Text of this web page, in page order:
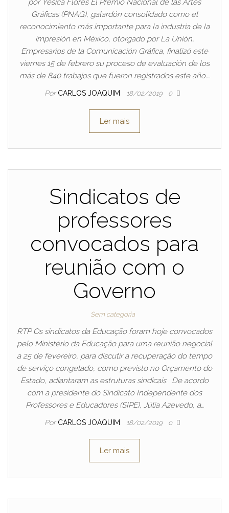
por Yesica Flores El Premio Nacional de las Artes
Gráficas (PNAG), galardón consolidado como el
reconocimiento más importante para la industria de la
impresión en México, otorgado por La Unión,
Empresarios de la Comunicación Gráfica, finalizó este
viernes 15 de febrero su proceso de evaluación de los
más de 840 trabajos que fueron registrados este año.…
Por CARLOS JOAQUIM 18/02/2019 0
Ler mais
Sindicatos de
professores
convocados para
reunião com o
Governo
Sem categoria
RTP Os sindicatos da Educação foram hoje convocados
pelo Ministério da Educação para uma reunião negocial
a 25 de fevereiro, para discutir a recuperação do tempo
de serviço congelado, como previsto no Orçamento do
Estado, adiantaram as estruturas sindicais. De acordo
com a presidente do Sindicato Independente dos
Professores e Educadores (SIPE), Júlia Azevedo, a…
Por CARLOS JOAQUIM 18/02/2019 0
Ler mais